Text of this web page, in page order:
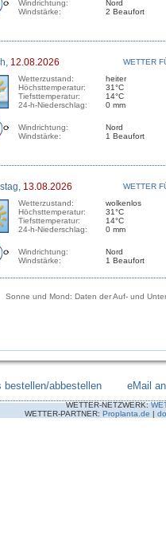
Windrichtung:
Windstärke:
Nord
2 Beaufort
12.08.2026
WETTER
Wetterzustand:
Höchsttemperatur:
Tiefsttemperatur:
24-h-Niederschlag:
heiter
31°C
14°C
0 mm
Windrichtung:
Windstärke:
Nord
1 Beaufort
13.08.2026
WETTER
Wetterzustand:
Höchsttemperatur:
Tiefsttemperatur:
24-h-Niederschlag:
wolkenlos
31°C
14°C
0 mm
Windrichtung:
Windstärke:
Nord
1 Beaufort
Sonne und Mond: Daten der Auf- und
bestellen/abbestellen eMail
WETTER-NETZWERK:
WETTER-PARTNER: Proplanta.de |